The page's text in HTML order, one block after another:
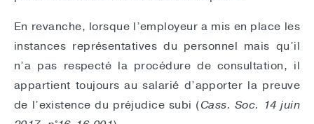
En revanche, lorsque l’employeur a mis en place les
instances représentatives du personnel mais qu’il
n’a pas respecté la procédure de consultation, il
appartient toujours au salarié d’apporter la preuve
de l’existence du préjudice subi (Cass. Soc. 14 juin